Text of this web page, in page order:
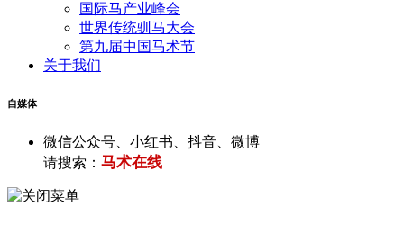
国际马产业峰会
世界传统驯马大会
第九届中国马术节
关于我们
自媒体
微信公众号、小红书、抖音、微博
请搜索： 马术在线